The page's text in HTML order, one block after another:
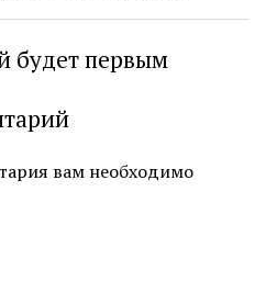
будет первым
вам необходимо